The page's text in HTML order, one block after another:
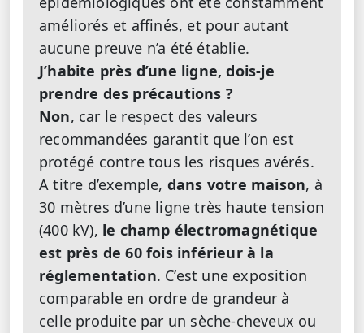
améliorés et affinés, et pour autant
aucune preuve n’a été établie.
J’habite près d’une ligne, dois-je
prendre des précautions ?
Non, car le respect des valeurs
recommandées garantit que l’on est
protégé contre tous les risques avérés.
A titre d’exemple, dans votre maison, à
30 mètres d’une ligne très haute tension
(400 kV), le champ électromagnétique
est près de 60 fois inférieur à la
réglementation. C’est une exposition
comparable en ordre de grandeur à
celle produite par un sèche-cheveux ou